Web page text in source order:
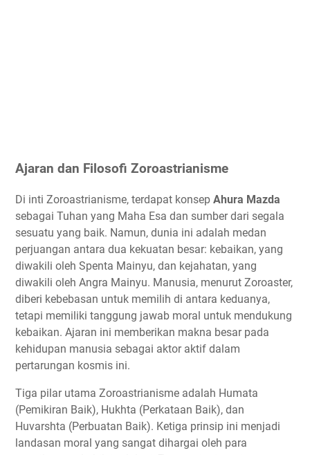
Ajaran dan Filosofi Zoroastrianisme
Di inti Zoroastrianisme, terdapat konsep Ahura Mazda
sebagai Tuhan yang Maha Esa dan sumber dari segala
sesuatu yang baik. Namun, dunia ini adalah medan
perjuangan antara dua kekuatan besar: kebaikan, yang
diwakili oleh Spenta Mainyu, dan kejahatan, yang
diwakili oleh Angra Mainyu. Manusia, menurut Zoroaster,
diberi kebebasan untuk memilih di antara keduanya,
tetapi memiliki tanggung jawab moral untuk mendukung
kebaikan. Ajaran ini memberikan makna besar pada
kehidupan manusia sebagai aktor aktif dalam
pertarungan kosmis ini.
Tiga pilar utama Zoroastrianisme adalah Humata
(Pemikiran Baik), Hukhta (Perkataan Baik), dan
Huvarshta (Perbuatan Baik). Ketiga prinsip ini menjadi
landasan moral yang sangat dihargai oleh para